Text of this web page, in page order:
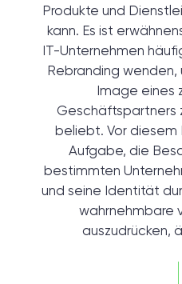
Produkte und
kann. Es ist
IT-Unternehmen
Rebranding wenden,
Image eines
Geschäftspartners
beliebt. Vor diesem
Aufgabe, die
bestimmten
und seine Identität
wahrnehmbare
auszudrücken,